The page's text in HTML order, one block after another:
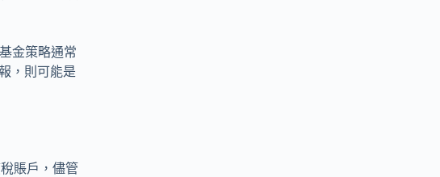
金策略通常
，則可能是
賬戶，儘管